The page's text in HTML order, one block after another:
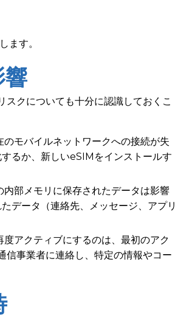
ます。
クについても十分に認識しておくこ
モバイルネットワークへの接続が失
るか、新しいeSIMをインストールす
部メモリに保存されたデータは影響
データ（連絡先、メッセージ、アプリ
アクティブにするのは、最初のアク
信事業者に連絡し、特定の情報やコー